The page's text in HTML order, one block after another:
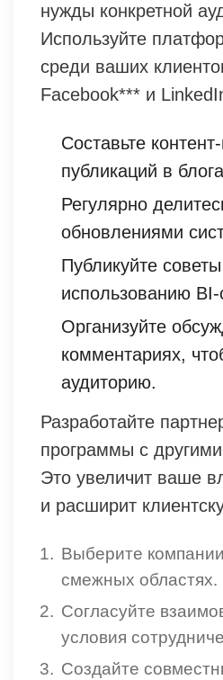
нужды конкретной
Используйте
среди ваших
Facebook*** и
Составьте
публикаций в
Регулярно
обновлениями
Публикуйте
использованию BI-
Организуйте
комментариях,
аудиторию.
Разработайте
программы с
Это увеличит ваше
и расширит
Выберите
смежных областях.
Согласуйте
условия
Создайте